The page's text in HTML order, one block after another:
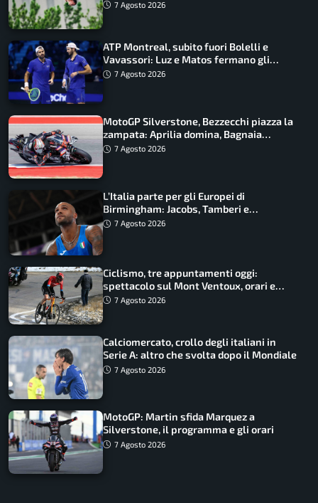
ancora in corsa
7 Agosto 2026
ATP Montreal, subito fuori Bolelli e
Vavassori: Luz e Matos fermano gli
azzurri
7 Agosto 2026
MotoGP Silverstone, Bezzecchi piazza la
zampata: Aprilia domina, Bagnaia
costretto al Q1
7 Agosto 2026
L’Italia parte per gli Europei di
Birmingham: Jacobs, Tamberi e
Battocletti guidano una spedizione
7 Agosto 2026
Ciclismo, tre appuntamenti oggi:
spettacolo sul Mont Ventoux, orari e
come vederli
7 Agosto 2026
Calciomercato, crollo degli italiani in
Serie A: altro che svolta dopo il Mondiale
7 Agosto 2026
MotoGP: Martin sfida Marquez a
Silverstone, il programma e gli orari
7 Agosto 2026